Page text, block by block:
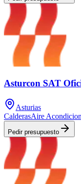
Asturcon SAT
Asturias
CalderasAire
Pedir presupuesto